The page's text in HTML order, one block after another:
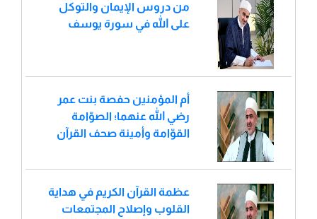
من دروس الإيمان والتوكل
على الله في سورة يوسف
أم المؤمنين حفصة بنت عمر
رضي الله عنهما؛ الصوّامة
القوّامة وأمينة صحف القرآن
عظمة القرآن الكريم في هداية
القلوب وإصلاح المجتمعات